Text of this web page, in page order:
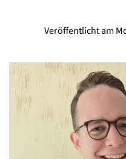
Veröffentlicht am